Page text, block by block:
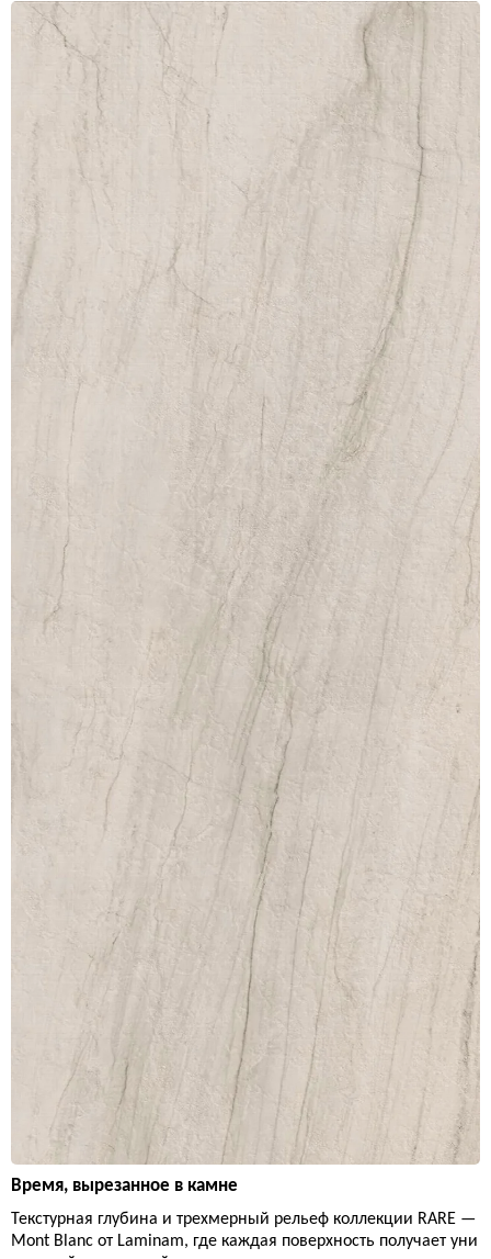
Время, вырезанное в камне
Текстурная глубина и трехмерный рельеф коллекции RARE —
Mont Blanc от Laminam, где каждая поверхность получает уни